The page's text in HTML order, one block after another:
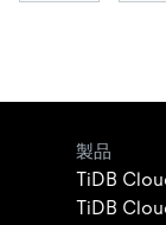
製品
TiDB
TiDB